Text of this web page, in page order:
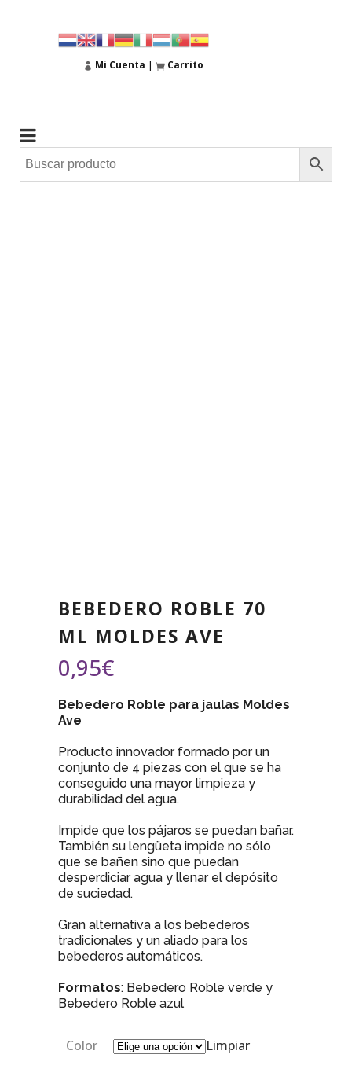
Mi Cuenta | Carrito
BEBEDERO ROBLE 70
ML MOLDES AVE
0,95€
Bebedero Roble para jaulas Moldes
Ave
Producto innovador formado por un
conjunto de 4 piezas con el que se ha
conseguido una mayor limpieza y
durabilidad del agua.
Impide que los pájaros se puedan bañar.
También su lengüeta impide no sólo
que se bañen sino que puedan
desperdiciar agua y llenar el depósito
de suciedad.
Gran alternativa a los bebederos
tradicionales y un aliado para los
bebederos automáticos.
Formatos: Bebedero Roble verde y
Bebedero Roble azul
Color Limpiar